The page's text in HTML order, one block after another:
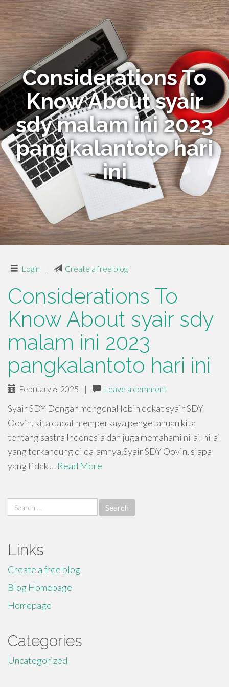
Considerations To
Know About syair
sdy malam ini 2023
pangkalantoto hari
ini
Login | Create a free blog
Considerations To
Know About syair sdy
malam ini 2023
pangkalantoto hari ini
February 6, 2025 | Leave a comment
Syair SDY Dengan mengenal lebih dekat syair SDY
Oovin, kita dapat memperkaya pengetahuan kita
tentang sastra Indonesia dan juga memahami nilai-nilai
yang terkandung di dalamnya.Syair SDY Oovin, siapa
yang tidak … Read More
Search
for:
Links
Create a free blog
Blog Homepage
Homepage
Categories
Uncategorized